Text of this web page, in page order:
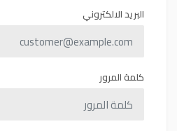
البريد الالكتروني
كلمة المرور